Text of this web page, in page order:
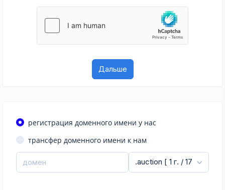
регистрация доменного имени у нас
трансфер доменного имени к нам